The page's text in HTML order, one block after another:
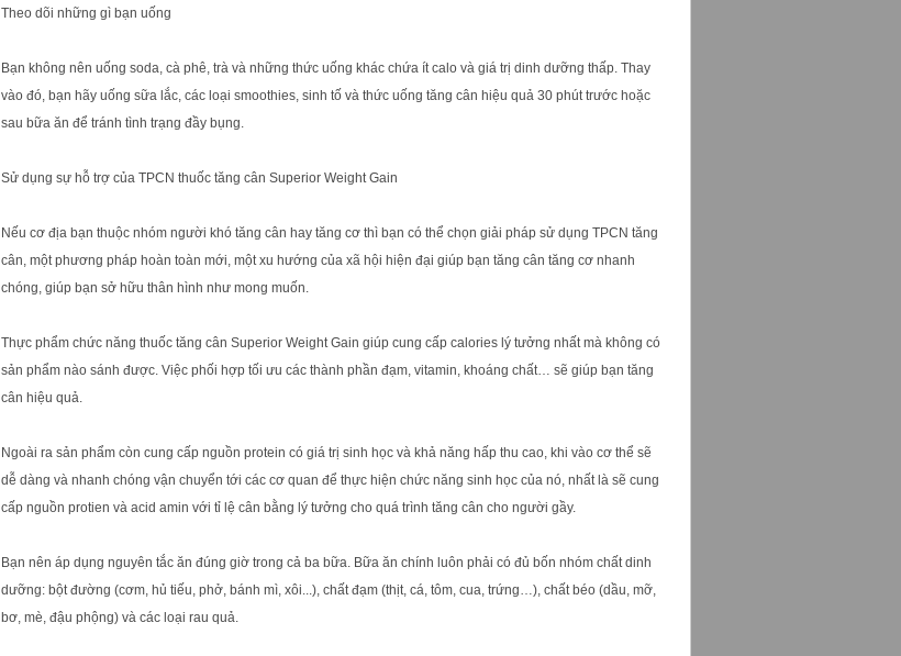
Theo dõi những gì bạn uống
Bạn không nên uống soda, cà phê, trà và những thức uống khác chứa ít calo và giá trị dinh dưỡng thấp. Thay
vào đó, bạn hãy uống sữa lắc, các loại smoothies, sinh tố và thức uống tăng cân hiệu quả 30 phút trước hoặc
sau bữa ăn để tránh tình trạng đầy bụng.
Sử dụng sự hỗ trợ của TPCN thuốc tăng cân Superior Weight Gain
Nếu cơ địa bạn thuộc nhóm người khó tăng cân hay tăng cơ thì bạn có thể chọn giải pháp sử dụng TPCN tăng
cân, một phương pháp hoàn toàn mới, một xu hướng của xã hội hiện đại giúp bạn tăng cân tăng cơ nhanh
chóng, giúp bạn sở hữu thân hình như mong muốn.
Thực phẩm chức năng thuốc tăng cân Superior Weight Gain giúp cung cấp calories lý tưởng nhất mà không có
sản phẩm nào sánh được. Việc phối hợp tối ưu các thành phần đạm, vitamin, khoáng chất… sẽ giúp bạn tăng
cân hiệu quả.
Ngoài ra sản phẩm còn cung cấp nguồn protein có giá trị sinh học và khả năng hấp thu cao, khi vào cơ thể sẽ
dễ dàng và nhanh chóng vận chuyển tới các cơ quan để thực hiện chức năng sinh học của nó, nhất là sẽ cung
cấp nguồn protien và acid amin với tỉ lệ cân bằng lý tưởng cho quá trình tăng cân cho người gầy.
Bạn nên áp dụng nguyên tắc ăn đúng giờ trong cả ba bữa. Bữa ăn chính luôn phải có đủ bốn nhóm chất dinh
dưỡng: bột đường (cơm, hủ tiếu, phở, bánh mì, xôi...), chất đạm (thịt, cá, tôm, cua, trứng…), chất béo (dầu, mỡ,
bơ, mè, đậu phộng) và các loại rau quả.